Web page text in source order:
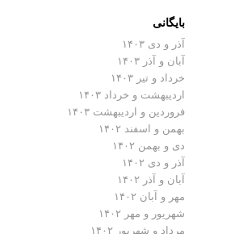
بایگانی
آذر و دی ۱۴۰۳
آبان و آذر ۱۴۰۳
خرداد و تیر ۱۴۰۳
اردیبهشت و خرداد ۱۴۰۳
فروردین و اردیبهشت ۱۴۰۳
بهمن و اسفند ۱۴۰۲
دی و بهمن ۱۴۰۲
آذر و دی ۱۴۰۲
آبان و آذر ۱۴۰۲
مهر و آبان ۱۴۰۲
شهریور و مهر ۱۴۰۲
مرداد و شهریور ۱۴۰۲